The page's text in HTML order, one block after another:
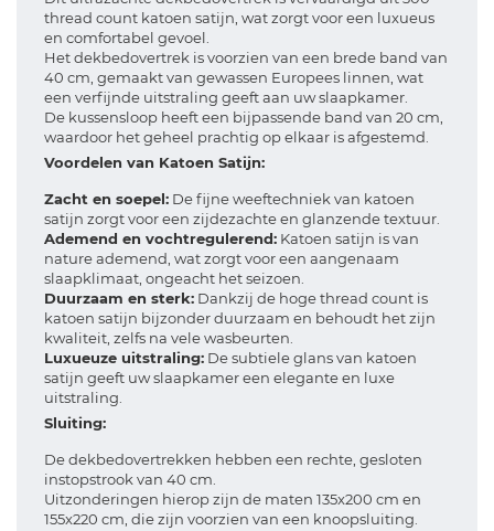
thread count katoen satijn, wat zorgt voor een luxueus
en comfortabel gevoel.
Het dekbedovertrek is voorzien van een brede band van
40 cm, gemaakt van gewassen Europees linnen, wat
een verfijnde uitstraling geeft aan uw slaapkamer.
De kussensloop heeft een bijpassende band van 20 cm,
waardoor het geheel prachtig op elkaar is afgestemd.
Voordelen van Katoen Satijn:
Zacht en soepel: De fijne weeftechniek van katoen
satijn zorgt voor een zijdezachte en glanzende textuur.
Ademend en vochtregulerend: Katoen satijn is van
nature ademend, wat zorgt voor een aangenaam
slaapklimaat, ongeacht het seizoen.
Duurzaam en sterk: Dankzij de hoge thread count is
katoen satijn bijzonder duurzaam en behoudt het zijn
kwaliteit, zelfs na vele wasbeurten.
Luxueuze uitstraling: De subtiele glans van katoen
satijn geeft uw slaapkamer een elegante en luxe
uitstraling.
Sluiting:
De dekbedovertrekken hebben een rechte, gesloten
instopstrook van 40 cm.
Uitzonderingen hierop zijn de maten 135x200 cm en
155x220 cm, die zijn voorzien van een knoopsluiting.